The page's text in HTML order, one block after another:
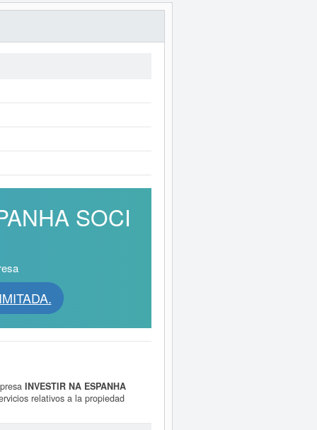
SOCI
INVESTIR NA ESPANHA
relativos a la propiedad
cuenta de terceros. La empresa